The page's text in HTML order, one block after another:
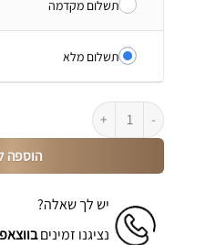
תשלום מקדמה
תשלום מלא
כמות של Model: SJ-05
הוספה
יש לך שאלה?
נציגנו זמיניםבווצאפ